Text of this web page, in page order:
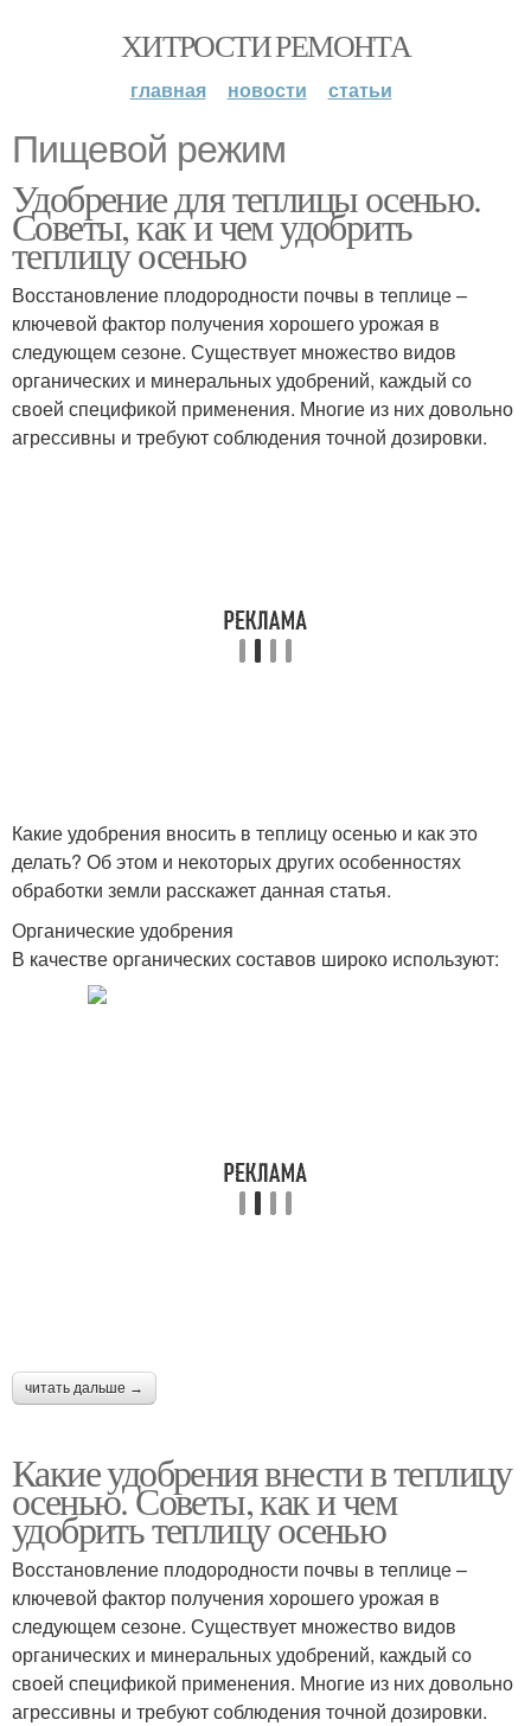
ХИТРОСТИ РЕМОНТА
главная новости статьи
Пищевой режим
Удобрение для теплицы осенью.
Советы, как и чем удобрить
теплицу осенью
Восстановление плодородности почвы в теплице –
ключевой фактор получения хорошего урожая в
следующем сезоне. Существует множество видов
органических и минеральных удобрений, каждый со
своей спецификой применения. Многие из них довольно
агрессивны и требуют соблюдения точной дозировки.
Какие удобрения вносить в теплицу осенью и как это
делать? Об этом и некоторых других особенностях
обработки земли расскажет данная статья.
Органические удобрения
В качестве органических составов широко используют:
читать дальше →
Какие удобрения внести в теплицу
осенью. Советы, как и чем
удобрить теплицу осенью
Восстановление плодородности почвы в теплице –
ключевой фактор получения хорошего урожая в
следующем сезоне. Существует множество видов
органических и минеральных удобрений, каждый со
своей спецификой применения. Многие из них довольно
агрессивны и требуют соблюдения точной дозировки.